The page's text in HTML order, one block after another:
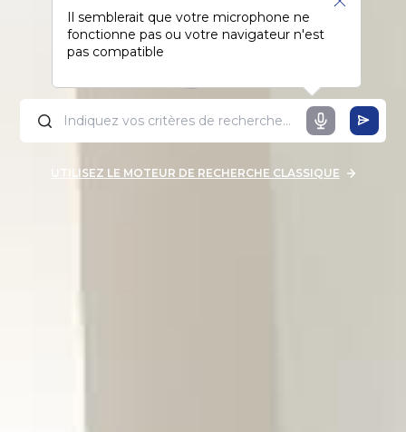
Il semblerait que votre microphone ne
fonctionne pas ou votre navigateur n'est
pas compatible
UTILISEZ LE MOTEUR DE RECHERCHE CLASSIQUE